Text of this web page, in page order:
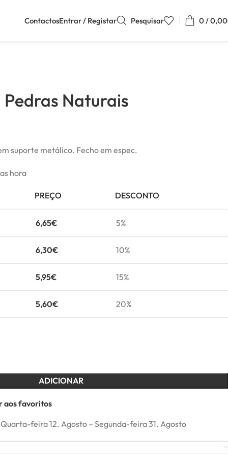
ContactosEntrar / Registar Pesquisar 0/0,00
Naturais
suporte metálico. Fecho em espec.
hora
PREÇO DESCONTO
6,65€ 5%
6,30€ 10%
5,95€ 15%
5,60€ 20%
ADICIONAR
aos favoritos
feira 12. Agosto – Segunda-feira 31. Agosto